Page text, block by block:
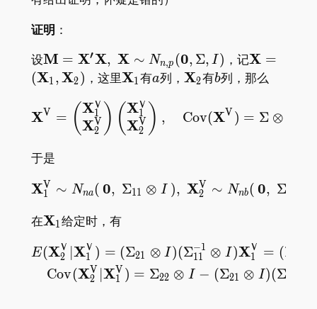
证明 ：
设\mathbf{M=X^\prime
X,\; X}\sim N _ {n,p}
M = X′X, X ∼ Nn,p (0, Σ, I ) ，记
_ 2)
X =
(X1 ,X2) ，这里\mathbf{X}
X1有a
a列，\mathbf{X}
X2有b
b列，那么
XV = (X1
V
X2
V ) (X1
V
X2
V ) , Cov(XV ) = Σ ⊗
于是
\mathbf{X} _
X1
V ∼ Nna ( 0, Σ11 ⊗ I ), X2
V ∼ Nnb ( 0, Σ
在\mathbf{X}
X1给定时，有
\begin{gathered}
E(X2
V ∣X1
V ) = (Σ21 ⊗ I )(Σ11
−1 ⊗ I )X1
V = (Σ
Cov(X2
V X1
V) = Σ22 ⊗ I − (Σ21 ⊗ I)(Σ